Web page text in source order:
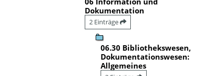
Dokumentation
2 Einträge
06.30 Bibliothekswesen,
Dokumentationswesen:
Allgemeines